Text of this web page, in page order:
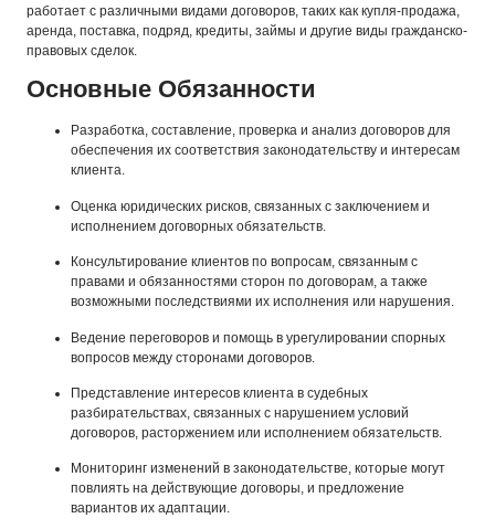
работает с различными видами договоров, таких как купля-продажа,
аренда, поставка, подряд, кредиты, займы и другие виды гражданско-
правовых сделок.
Основные Обязанности
Разработка, составление, проверка и анализ договоров для
обеспечения их соответствия законодательству и интересам
клиента.
Оценка юридических рисков, связанных с заключением и
исполнением договорных обязательств.
Консультирование клиентов по вопросам, связанным с
правами и обязанностями сторон по договорам, а также
возможными последствиями их исполнения или нарушения.
Ведение переговоров и помощь в урегулировании спорных
вопросов между сторонами договоров.
Представление интересов клиента в судебных
разбирательствах, связанных с нарушением условий
договоров, расторжением или исполнением обязательств.
Мониторинг изменений в законодательстве, которые могут
повлиять на действующие договоры, и предложение
вариантов их адаптации.